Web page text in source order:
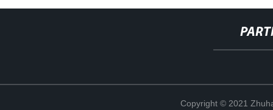
Copyright © 2021